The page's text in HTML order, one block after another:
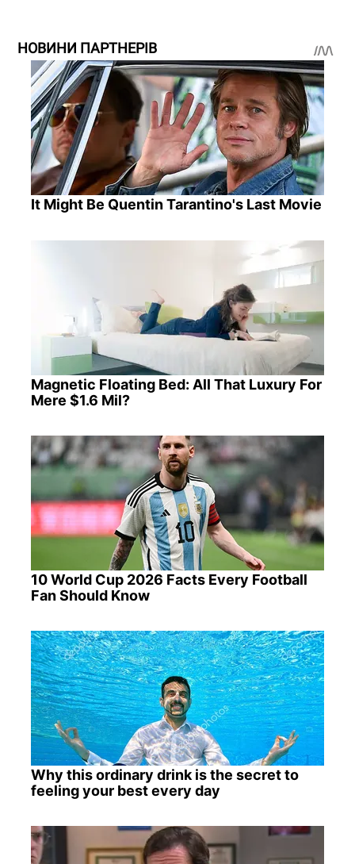
НОВИНИ ПАРТНЕРІВ
It Might Be Quentin Tarantino's Last Movie
Magnetic Floating Bed: All That Luxury For
Mere $1.6 Mil?
10 World Cup 2026 Facts Every Football
Fan Should Know
Why this ordinary drink is the secret to
feeling your best every day